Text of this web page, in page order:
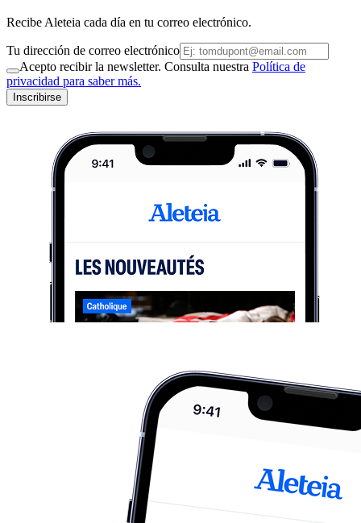
Recibe Aleteia cada día en tu correo electrónico.
Tu dirección de correo electrónico
Acepto recibir la newsletter. Consulta nuestra Política de
privacidad para saber más.
Inscribirse